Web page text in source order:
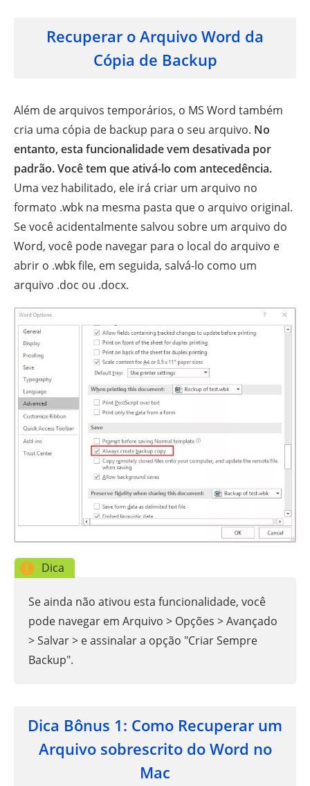
Recuperar o Arquivo Word da
Cópia de Backup
Além de arquivos temporários, o MS Word também
cria uma cópia de backup para o seu arquivo. No
entanto, esta funcionalidade vem desativada por
padrão. Você tem que ativá-lo com antecedência.
Uma vez habilitado, ele irá criar um arquivo no
formato .wbk na mesma pasta que o arquivo original.
Se você acidentalmente salvou sobre um arquivo do
Word, você pode navegar para o local do arquivo e
abrir o .wbk file, em seguida, salvá-lo como um
arquivo .doc ou .docx.
Dica
Se ainda não ativou esta funcionalidade, você
pode navegar em Arquivo > Opções > Avançado
> Salvar > e assinalar a opção "Criar Sempre
Backup".
Dica Bônus 1: Como Recuperar um
Arquivo sobrescrito do Word no
Mac